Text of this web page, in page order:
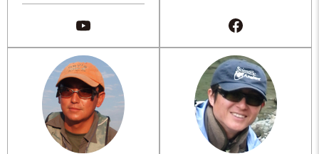
げていくエネルギーのある釣り